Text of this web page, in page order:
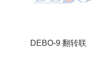
DEBO-9 翻转联